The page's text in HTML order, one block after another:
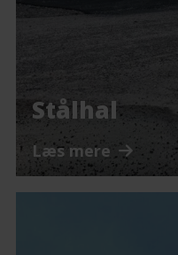
Stålhal
Læs mere